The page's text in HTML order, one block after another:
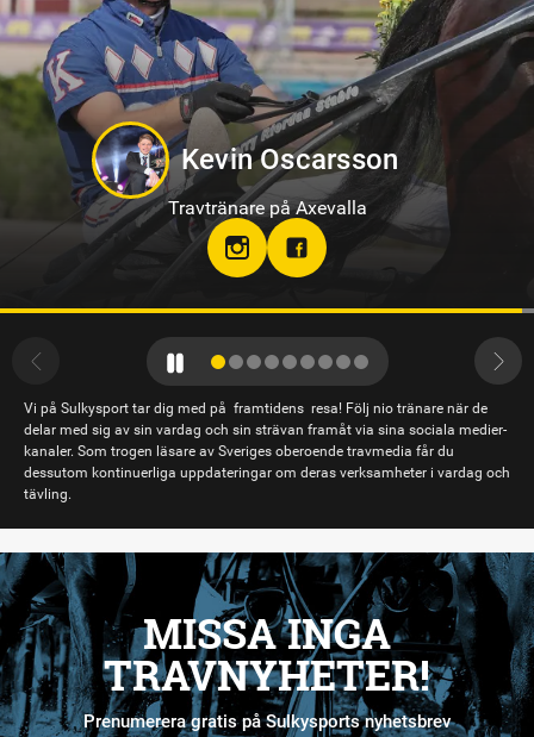
Sandra Eriksson
Travtränare på Bodentravet
stallsandraeriksson
Vi på Sulkysport tar dig med på framtidens resa! Följ nio tränare när de
delar med sig av sin vardag och sin strävan framåt via sina sociala medier-
kanaler. Som trogen läsare av Sveriges oberoende travmedia får du
dessutom kontinuerliga uppdateringar om deras verksamheter i vardag och
tävling.
MISSA INGA
TRAVNYHETER!
Prenumerera gratis på Sulkysports nyhetsbrev